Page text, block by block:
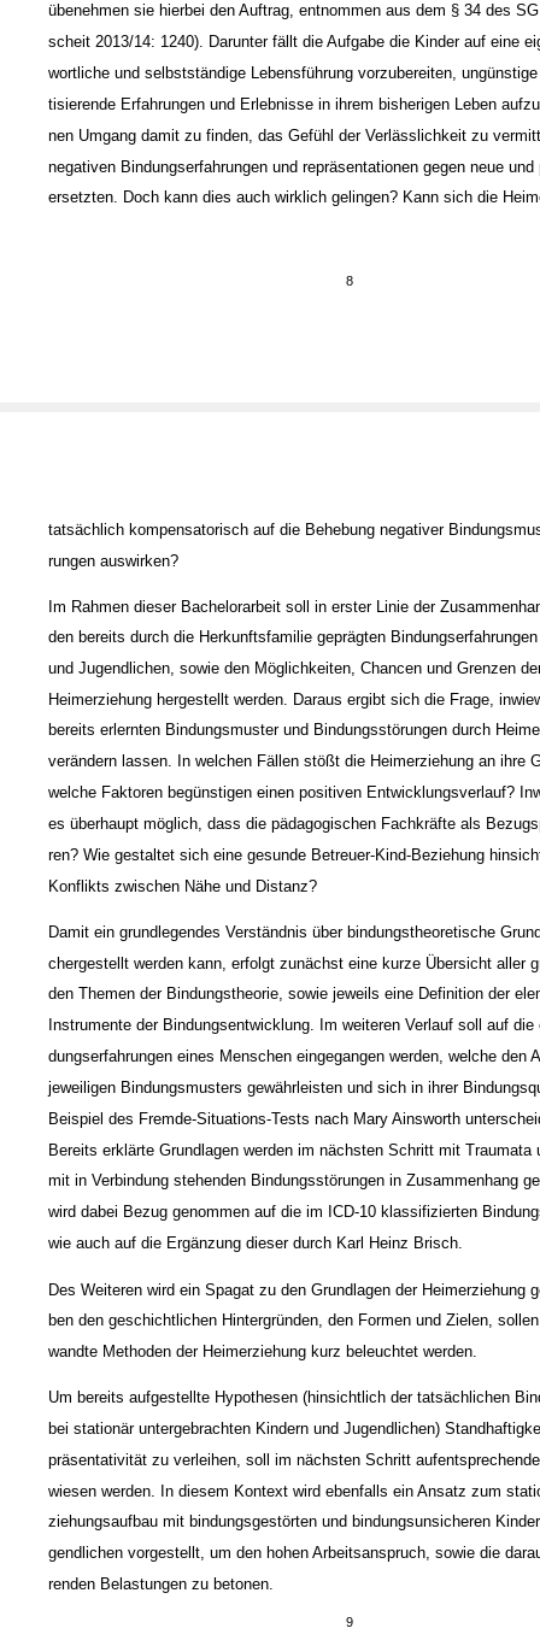
übenehmen sie hierbei den Auftrag, entnommen aus dem § 34 des
scheit 2013/14: 1240). Darunter fällt die Aufgabe die Kinder auf eine
wortliche und selbstständige Lebensführung vorzubereiten,
tisierende Erfahrungen und Erlebnisse in ihrem bisherigen Leben
nen Umgang damit zu finden, das Gefühl der Verlässlichkeit zu
negativen Bindungserfahrungen und ­repräsentationen gegen neue
ersetzten. Doch kann dies auch wirklich gelingen? Kann sich die
8
tatsächlich kompensatorisch auf die Behebung negativer
rungen auswirken?
Im Rahmen dieser Bachelorarbeit soll in erster Linie der
den bereits durch die Herkunftsfamilie geprägten
und Jugendlichen, sowie den Möglichkeiten, Chancen und Grenzen
Heimerziehung hergestellt werden. Daraus ergibt sich die Frage,
bereits erlernten Bindungsmuster und Bindungsstörungen durch
verändern lassen. In welchen Fällen stößt die Heimerziehung an ihre
welche Faktoren begünstigen einen positiven Entwicklungsverlauf?
es überhaupt möglich, dass die pädagogischen Fachkräfte als
ren? Wie gestaltet sich eine gesunde Betreuer-Kind-Beziehung
Konflikts zwischen Nähe und Distanz?
Damit ein grundlegendes Verständnis über bindungstheoretische
chergestellt werden kann, erfolgt zunächst eine kurze Übersicht aller
den Themen der Bindungstheorie, sowie jeweils eine Definition der
Instrumente der Bindungsentwicklung. Im weiteren Verlauf soll auf die
dungserfahrungen eines Menschen eingegangen werden, welche den
jeweiligen Bindungsmusters gewährleisten und sich in ihrer
Beispiel des Fremde-Situations-Tests nach Mary Ainsworth
Bereits erklärte Grundlagen werden im nächsten Schritt mit Traumata
mit in Verbindung stehenden Bindungsstörungen in Zusammenhang
wird dabei Bezug genommen auf die im ICD-10 klassifizierten
wie auch auf die Ergänzung dieser durch Karl Heinz Brisch.
Des Weiteren wird ein Spagat zu den Grundlagen der Heimerziehung
ben den geschichtlichen Hintergründen, den Formen und Zielen,
wandte Methoden der Heimerziehung kurz beleuchtet werden.
Um bereits aufgestellte Hypothesen (hinsichtlich der tatsächlichen
bei stationär untergebrachten Kindern und Jugendlichen)
präsentativität zu verleihen, soll im nächsten Schritt
wiesen werden. In diesem Kontext wird ebenfalls ein Ansatz zum
ziehungsaufbau mit bindungsgestörten und bindungsunsicheren
gendlichen vorgestellt, um den hohen Arbeitsanspruch, sowie die
renden Belastungen zu betonen.
9